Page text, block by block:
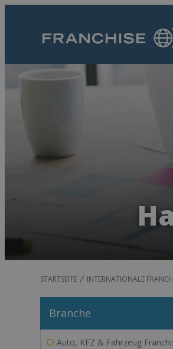
STARTSEITE INTERNATIONALE
Branche
Auto, KFZ & Fahrzeug